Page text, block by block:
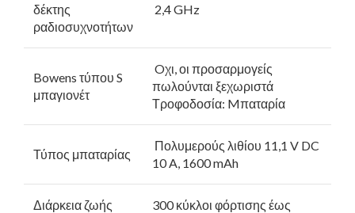
δέκτης
ραδιοσυχνοτήτων
2,4 GHz
Bowens τύπου S
μπαγιονέτ
Oχι, οι προσαρμογείς
πωλούνται ξεχωριστά
Τροφοδοσία: Mπαταρία
Τύπος μπαταρίας
Πολυμερούς λιθίου 11,1 V DC
10 A, 1600 mAh
Διάρκεια ζωής
300 κύκλοι φόρτισης έως